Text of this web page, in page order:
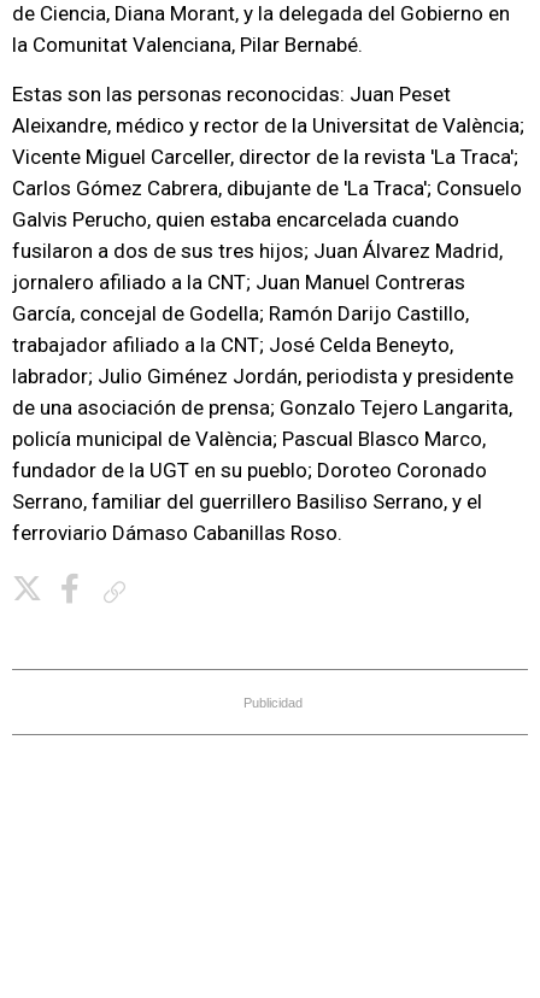
de Ciencia, Diana Morant, y la delegada del Gobierno en
la Comunitat Valenciana, Pilar Bernabé.
Estas son las personas reconocidas: Juan Peset
Aleixandre, médico y rector de la Universitat de València;
Vicente Miguel Carceller, director de la revista 'La Traca';
Carlos Gómez Cabrera, dibujante de 'La Traca'; Consuelo
Galvis Perucho, quien estaba encarcelada cuando
fusilaron a dos de sus tres hijos; Juan Álvarez Madrid,
jornalero afiliado a la CNT; Juan Manuel Contreras
García, concejal de Godella; Ramón Darijo Castillo,
trabajador afiliado a la CNT; José Celda Beneyto,
labrador; Julio Giménez Jordán, periodista y presidente
de una asociación de prensa; Gonzalo Tejero Langarita,
policía municipal de València; Pascual Blasco Marco,
fundador de la UGT en su pueblo; Doroteo Coronado
Serrano, familiar del guerrillero Basiliso Serrano, y el
ferroviario Dámaso Cabanillas Roso.
Publicidad